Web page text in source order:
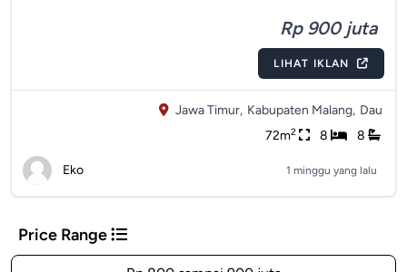
Rp 900 juta
LIHAT IKLAN
Jawa Timur, Kabupaten Malang, Dau
72m2 8 8
Eko 1 minggu yang lalu
Price Range